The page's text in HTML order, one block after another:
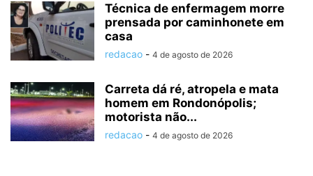
Técnica de enfermagem morre
prensada por caminhonete em
casa
redacao - 4 de agosto de 2026
Carreta dá ré, atropela e mata
homem em Rondonópolis;
motorista não...
redacao - 4 de agosto de 2026